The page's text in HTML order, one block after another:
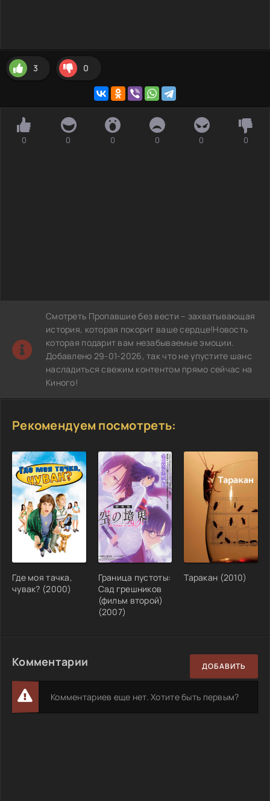
3 0
0 0 0 0 0 0
Смотреть Пропавшие без вести – захватывающая
история, которая покорит ваше сердце!Новость
которая подарит вам незабываемые эмоции.
Добавлено 29-01-2026, так что не упустите шанс
насладиться свежим контентом прямо сейчас на
Киного!
Рекомендуем посмотреть:
Где моя тачка,
чувак? (2000)
Граница пустоты:
Сад грешников
(фильм второй)
(2007)
Таракан (2010)
Комментарии ДОБАВИТЬ
Комментариев еще нет. Хотите быть первым?